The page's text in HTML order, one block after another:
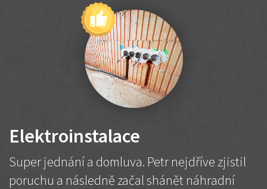
Elektroinstalace
Super jednání a domluva. Petr nejdříve zjistil
poruchu a následně začal shánět náhradní